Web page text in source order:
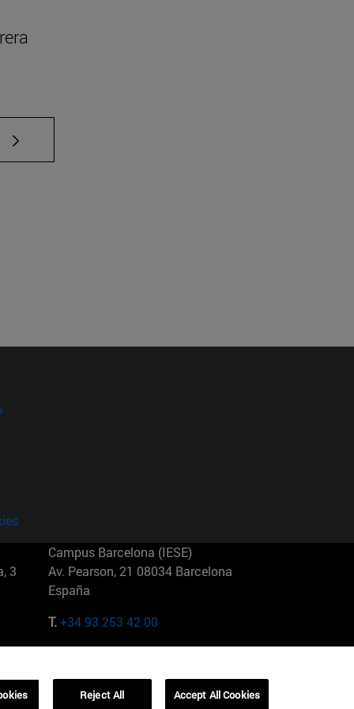
TAB para desplazarse.
3
Campus Barcelona (IESE)
Av. Pearson, 21 08034 Barcelona
España
T.+34 93 253 42 00
01321001 Bela Vista Brasil
Reject All Accept All Cookies